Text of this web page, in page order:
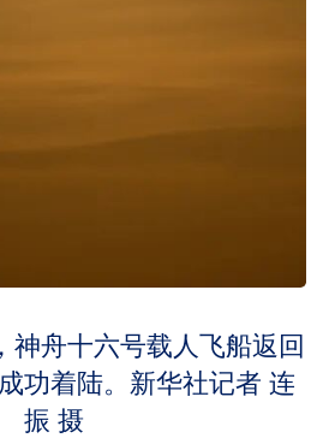
神舟十六号载人飞船返回
功着陆。新华社记者 连
振 摄